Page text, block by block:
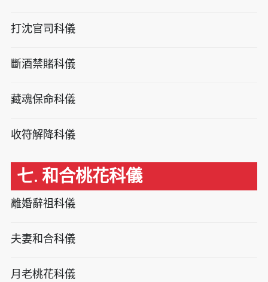
打沈官司科儀
斷酒禁賭科儀
藏魂保命科儀
收符解降科儀
七. 和合桃花科儀
離婚辭祖科儀
夫妻和合科儀
月老桃花科儀